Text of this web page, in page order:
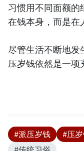
习惯用不同面额的
在钱本身，而是在
尽管生活不断地发
压岁钱依然是一项
#派压岁钱 #压